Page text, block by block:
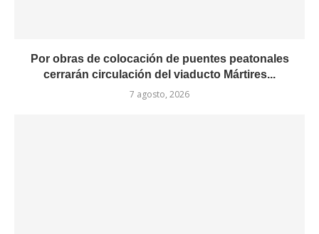
Por obras de colocación de puentes peatonales
cerrarán circulación del viaducto Mártires...
7 agosto, 2026